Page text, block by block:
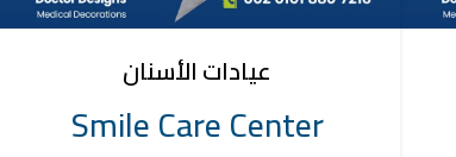
عيادات الأسنان
Smile Care Center